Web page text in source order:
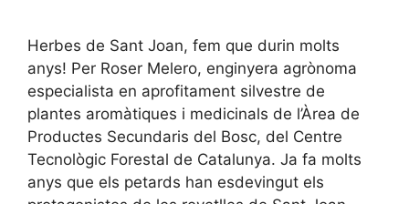
Herbes de Sant Joan, fem que durin molts
anys! Per Roser Melero, enginyera agrònoma
especialista en aprofitament silvestre de
plantes aromàtiques i medicinals de l’Àrea de
Productes Secundaris del Bosc, del Centre
Tecnològic Forestal de Catalunya. Ja fa molts
anys que els petards han esdevingut els